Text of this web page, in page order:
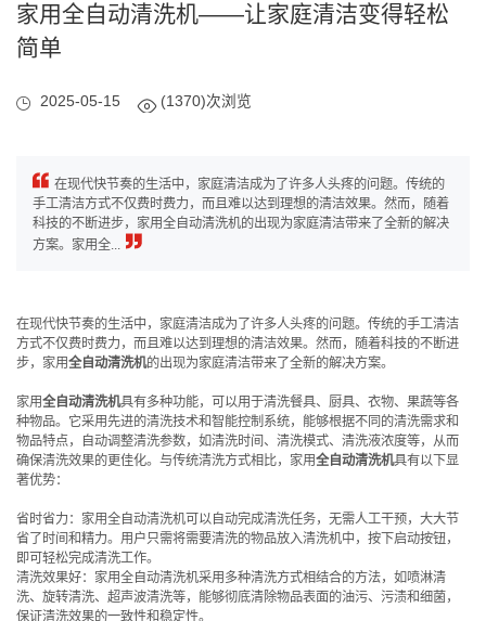
家用全自动清洗机——让家庭清洁变得轻松
简单
2025-05-15 (1370)次浏览
在现代快节奏的生活中，家庭清洁成为了许多人头疼的问题。传统的
手工清洁方式不仅费时费力，而且难以达到理想的清洁效果。然而，随着
科技的不断进步，家用全自动清洗机的出现为家庭清洁带来了全新的解决
方案。家用全...
在现代快节奏的生活中，家庭清洁成为了许多人头疼的问题。传统的手工清洁
方式不仅费时费力，而且难以达到理想的清洁效果。然而，随着科技的不断进
步，家用全自动清洗机的出现为家庭清洁带来了全新的解决方案。
家用全自动清洗机具有多种功能，可以用于清洗餐具、厨具、衣物、果蔬等各
种物品。它采用先进的清洗技术和智能控制系统，能够根据不同的清洗需求和
物品特点，自动调整清洗参数，如清洗时间、清洗模式、清洗液浓度等，从而
确保清洗效果的更佳化。与传统清洗方式相比，家用全自动清洗机具有以下显
著优势：
省时省力：家用全自动清洗机可以自动完成清洗任务，无需人工干预，大大节
省了时间和精力。用户只需将需要清洗的物品放入清洗机中，按下启动按钮，
即可轻松完成清洗工作。
清洗效果好：家用全自动清洗机采用多种清洗方式相结合的方法，如喷淋清
洗、旋转清洗、超声波清洗等，能够彻底清除物品表面的油污、污渍和细菌，
保证清洗效果的一致性和稳定性。